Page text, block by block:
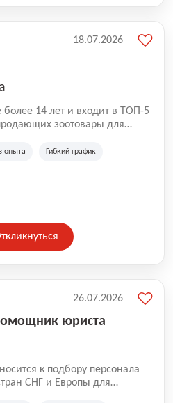
14 лет и входит в ТОП-5
зоотовары для
магазинами, а также
Яндекс. Маркет и
по всей территории
кормов и собственные
опыта Гибкий график
18.07.2026
юриста
к подбору персонала
СНГ и Европы для
26.07.2026